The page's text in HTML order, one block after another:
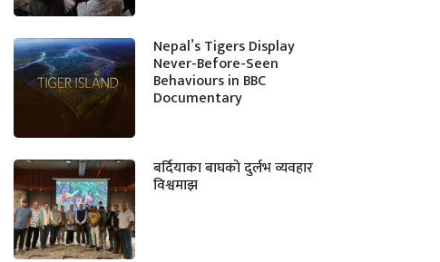
Nepal’s Tigers Display
Never-Before-Seen
Behaviours in BBC
Documentary
बर्दियाका बाघको दुर्लभ व्यवहार
विश्वमाझ